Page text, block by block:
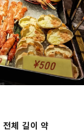
전체 길이 약